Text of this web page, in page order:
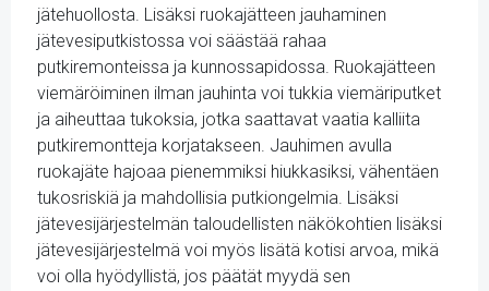
jätehuollosta. Lisäksi ruokajätteen jauhaminen
jätevesiputkistossa voi säästää rahaa
putkiremonteissa ja kunnossapidossa. Ruokajätteen
viemäröiminen ilman jauhinta voi tukkia viemäriputket
ja aiheuttaa tukoksia, jotka saattavat vaatia kalliita
putkiremontteja korjatakseen. Jauhimen avulla
ruokajäte hajoaa pienemmiksi hiukkasiksi, vähentäen
tukosriskiä ja mahdollisia putkiongelmia. Lisäksi
jätevesijärjestelmän taloudellisten näkökohtien lisäksi
jätevesijärjestelmä voi myös lisätä kotisi arvoa, mikä
voi olla hyödyllistä, jos päätät myydä sen